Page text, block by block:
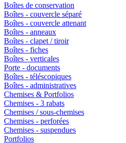
Boîtes de conservation
Boîtes - couvercle séparé
Boîtes - couvercle attenant
Boîtes - anneaux
Boîtes - clapet / tiroir
Boîtes - fiches
Boîtes - verticales
Porte - documents
Boîtes - téléscopiques
Boîtes - administratives
Chemises & Portfolios
Chemises - 3 rabats
Chemises / sous-chemises
Chemises - perforées
Chemises - suspendues
Portfolios